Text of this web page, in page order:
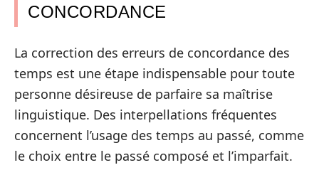
CONCORDANCE
La correction des erreurs de concordance des
temps est une étape indispensable pour toute
personne désireuse de parfaire sa maîtrise
linguistique. Des interpellations fréquentes
concernent l’usage des temps au passé, comme
le choix entre le passé composé et l’imparfait.